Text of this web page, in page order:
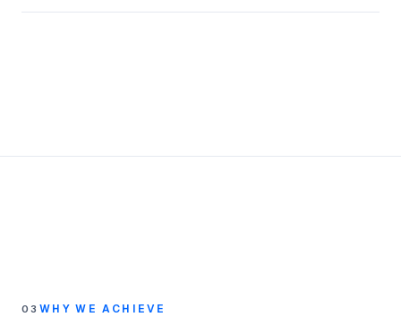
03 WHY WE ACHIEVE